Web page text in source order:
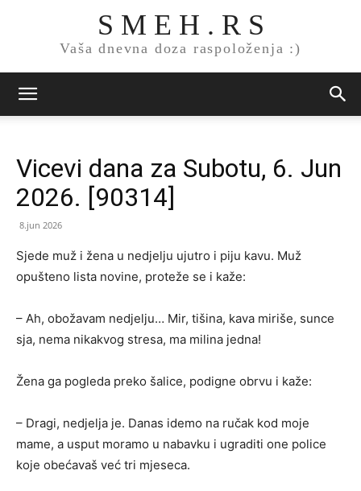
S M E H . R S
Vaša dnevna doza raspoloženja :)
Vicevi dana za Subotu, 6. Jun
2026. [90314]
8.jun 2026
Sjede muž i žena u nedjelju ujutro i piju kavu. Muž
opušteno lista novine, proteže se i kaže:
– Ah, obožavam nedjelju… Mir, tišina, kava miriše, sunce
sja, nema nikakvog stresa, ma milina jedna!
Žena ga pogleda preko šalice, podigne obrvu i kaže:
– Dragi, nedjelja je. Danas idemo na ručak kod moje
mame, a usput moramo u nabavku i ugraditi one police
koje obećavaš već tri mjeseca.